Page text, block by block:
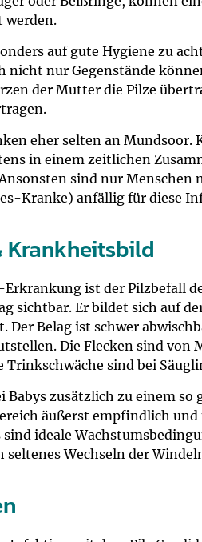
werden.
auf gute Hygiene zu
nicht nur Gegenstände
der Mutter die Pilze
eher selten an
in einem zeitlichen
sind nur Menschen
Kranke) anfällig für diese
Krankheitsbild
ist der Pilzbefall
sichtbar. Er bildet sich auf
Der Belag ist schwer
Die Flecken sind von
Trinkschwäche sind bei
Babys zusätzlich zu einem so
äußerst empfindlich
sind ideale
seltenes Wechseln der